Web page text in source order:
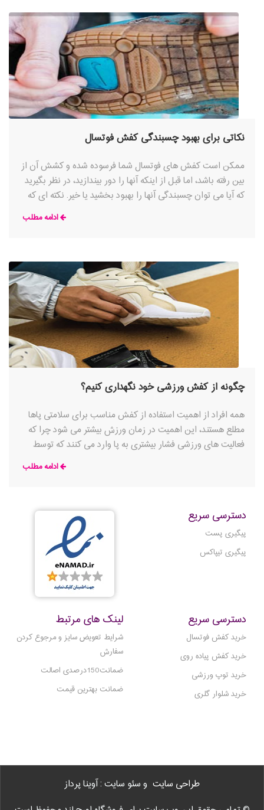
نکاتی برای بهبود چسبندگی کفش فوتسال
ممکن است کفش های فوتسال شما فرسوده شده و کشش آن از
بین رفته باشد، اما قبل از اینکه آنها را دور بیندازید، در نظر بگیرید
که آیا می توان چسبندگی آنها را بهبود بخشید یا خیر. نکته ای که
در مورد یک زمین سالنی باید بدانید این است که گرد و غبار و
کثیفی بسیاری در آن ایجاد می شود که چسبندگی کفش فوتسال
ادامه مطلب
چگونه از کفش ورزشی خود نگهداری کنیم؟
همه افراد از اهمیت استفاده از کفش مناسب برای سلامتی پاها
مطلع هستند، این اهمیت در زمان ورزش بیشتر می شود چرا که
فعالیت های ورزشی فشار بیشتری به پا وارد می کنند که توسط
ادامه مطلب
دسترسی سریع
پیگیری پست
پیگیری تیپاکس
لینک های مرتبط
شرایط تعویض سایز و مرجوع کردن
سفارش
ضمانت150درصدی اصالت
ضمانت بهترین قیمت
دسترسی سریع
خرید کفش فوتسال
خرید کفش پیاده روی
خرید توپ ورزشی
خرید شلوار گلری
طراحی سایت و سئو سایت : آوینا پرداز